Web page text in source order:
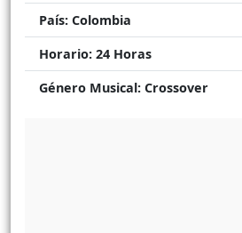
País: Colombia
Horario: 24 Horas
Género Musical: Crossover